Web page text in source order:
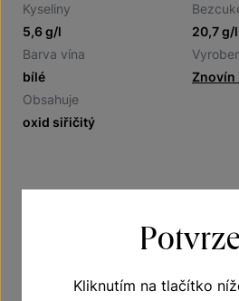
Kyseliny
5,6 g/l
20,7 g/l
Barva vína
bílé
Znovín
Obsahuje
oxid siřičitý
Kliknutím na tlačítko